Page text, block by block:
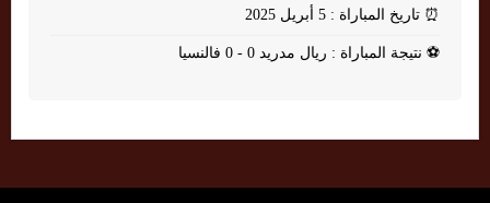
⏰ تاريخ المباراة : 5 أبريل 2025
⚽ نتيجة المباراة : ريال مدريد 0 - 0 فالنسيا